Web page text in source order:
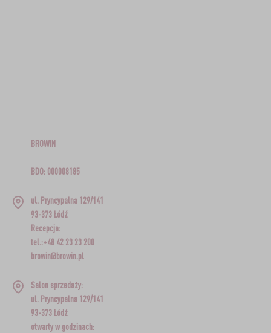
BROWIN
BDO: 000008185
ul. Pryncypalna 129/141
93-373 Łódź
Recepcja:
tel.:+48 42 23 23 200
browin@browin.pl
Salon sprzedaży:
ul. Pryncypalna 129/141
93-373 Łódź
otwarty w godzinach: